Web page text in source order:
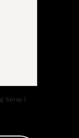
Spray |